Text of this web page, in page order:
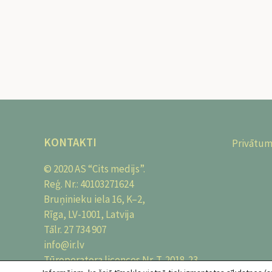
KONTAKTI
© 2020 AS “Cits medijs”.
Reģ. Nr.: 40103271624
Bruņinieku iela 16, K–2,
Rīga, LV-1001, Latvija
Tālr. 27 734 907
info@ir.lv
Tūroperatora licences Nr. T-2018-23,